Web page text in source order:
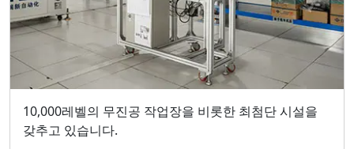
10,000레벨의 무진공 작업장을 비롯한 최첨단 시설을
갖추고 있습니다.